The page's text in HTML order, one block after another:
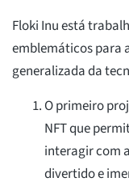
Floki Inu está
emblemáticos para
generalizada da
O primeiro
NFT que
interagir com
divertido e